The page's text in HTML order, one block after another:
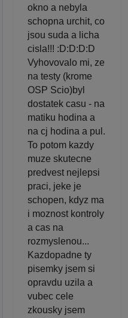
okno a nebyla
schopna urchit, co
jsou suda a licha
cisla!!! :D:D:D:D
Vyhovovalo mi, ze
na testy (krome
OSP Scio)byl
dostatek casu - na
matiku hodina a
na cj hodina a pul.
To potom kazdy
muze skutecne
predvest nejlepsi
praci, jeke je
schopen, kdyz ma
i moznost kontroly
a cas na
rozmyslenou...
Kazdopadne ty
pisemky jsem si
opravdu uzila a
vubec cele
zkousky jsem